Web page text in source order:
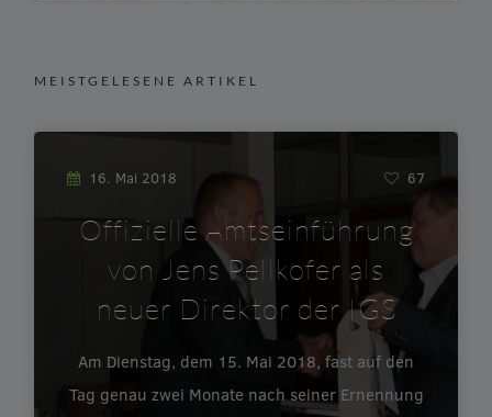
MEISTGELESENE ARTIKEL
16. Mai 2018 67
Offizielle Amtseinführung
von Jens Pellkofer als
neuer Direktor der IGS
Am Dienstag, dem 15. Mai 2018, fast auf den
Tag genau zwei Monate nach seiner Ernennung